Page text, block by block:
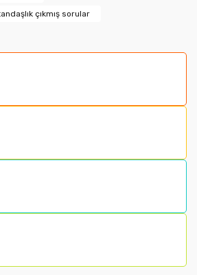
tarafımıza iletebilirsiniz.
Gönder
çıkmış sorular